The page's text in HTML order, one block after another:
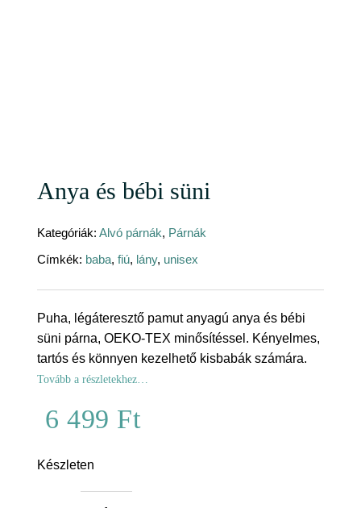
Anya és bébi süni
Kategóriák: Alvó párnák, Párnák
Címkék: baba, fiú, lány, unisex
Puha, légáteresztő pamut anyagú anya és bébi
süni párna, OEKO-TEX minősítéssel. Kényelmes,
tartós és könnyen kezelhető kisbabák számára.
Tovább a részletekhez…
6 499 Ft
Készleten